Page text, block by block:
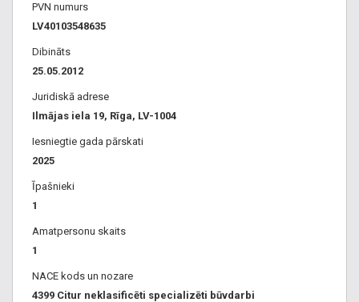
PVN numurs
LV40103548635
Dibināts
25.05.2012
Juridiskā adrese
Ilmājas iela 19, Rīga, LV-1004
Iesniegtie gada pārskati
2025
Īpašnieki
1
Amatpersonu skaits
1
NACE kods un nozare
4399 Citur neklasificēti specializēti būvdarbi